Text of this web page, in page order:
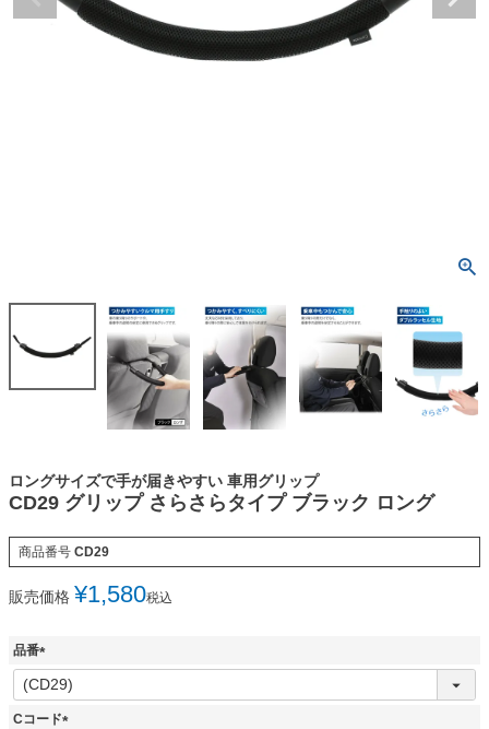
ロングサイズで手が届きやすい 車用グリップ
CD29 グリップ さらさらタイプ ブラック ロング
商品番号 CD29
販売価格 ¥1,580税込
品番
(
必
須
Cコード